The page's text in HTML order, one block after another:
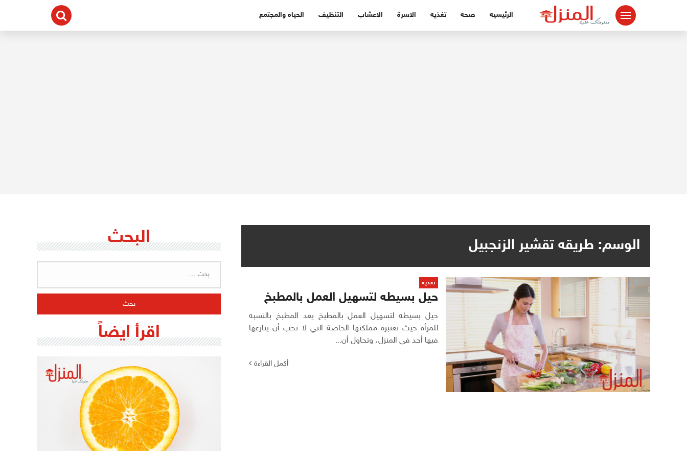
الرئيسيه صحه تغذيه الاسرة الاعشاب التنظيف الحياه والمجتمع
الوسم: طريقه تقشير الزنجبيل
تغذيه
حيل بسيطه لتسهيل العمل بالمطبخ
حيل بسيطه لتسهيل العمل بالمطبخ يعد المطبخ بالنسبه
للمرأة حيث تعتبرة مملكتها الخاصة التي لا تحب أن ينازعها
فيها أحد في المنزل، وتحاول أن...
أكمل القراءة
البحث
اقرأ ايضاً